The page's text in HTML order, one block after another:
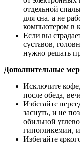
отдельной
для сна, а не
компьютером в
Если вы
суставов,
нужно решать
Дополнительные
Исключите
после обеда,
Избегайте
заснуть, и не
обильной
гипогликемии,
Избегайте